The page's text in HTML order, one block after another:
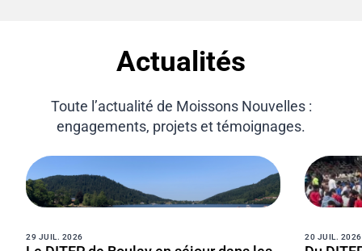
Actualités
Toute l’actualité de Moissons Nouvelles :
engagements, projets et témoignages.
29 JUIL. 2026 20 JUIL. 2026